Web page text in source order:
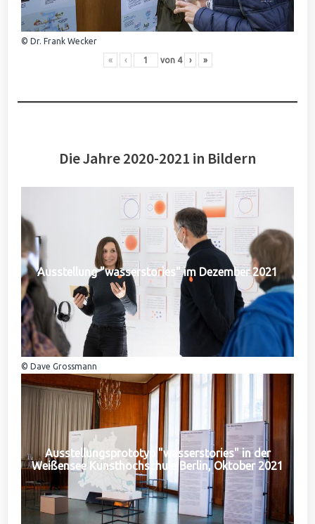
© Dr. Frank Wecker
« ‹ von 4 › »
Die Jahre 2020-2021 in Bildern
Ausstellung "wasserstories" im Dezember 2021
© Dave Grossmann
Ausstellungsprototyp "wasserstories" in der
Weißensee Kunsthochschule Berlin, Oktober 2021